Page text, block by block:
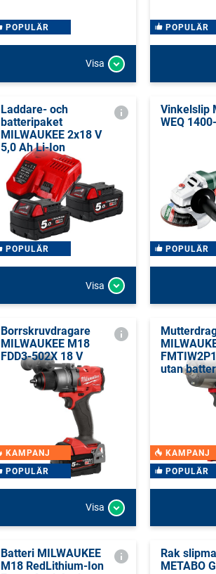
POPULÄR
Visa
POPULÄR
Laddare- och
batteripaket
MILWAUKEE 2x18 V
5,0 Ah Li-Ion
POPULÄR
Visa
Vinkelslip
WEQ
POPULÄR
Borrskruvdragare
MILWAUKEE M18
FDD3-502X 18 V
KAMPANJ
POPULÄR
Visa
utan
KAMPANJ
POPULÄR
Batteri MILWAUKEE
M18 RedLithium-Ion
Rak
METABO